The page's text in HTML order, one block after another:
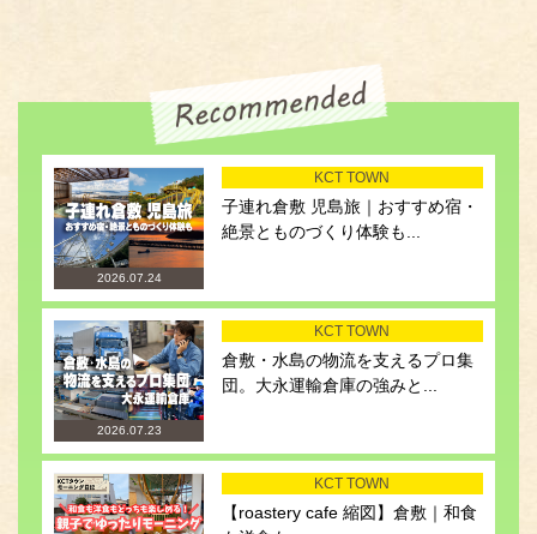
2026.07.24
KCT TOWN
子連れ倉敷 児島旅｜おすすめ宿・
絶景とものづくり体験も...
2026.07.23
KCT TOWN
倉敷・水島の物流を支えるプロ集
団。大永運輸倉庫の強みと...
KCT TOWN
【roastery cafe 縮図】倉敷｜和食